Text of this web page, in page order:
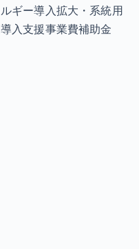
ギー導入拡大・系統用
入支援事業費補助金